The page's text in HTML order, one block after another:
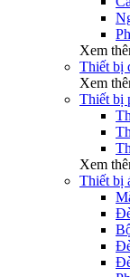
Xem
Thiết bị
Xem
Thiết bị
Xem
Thiết bị